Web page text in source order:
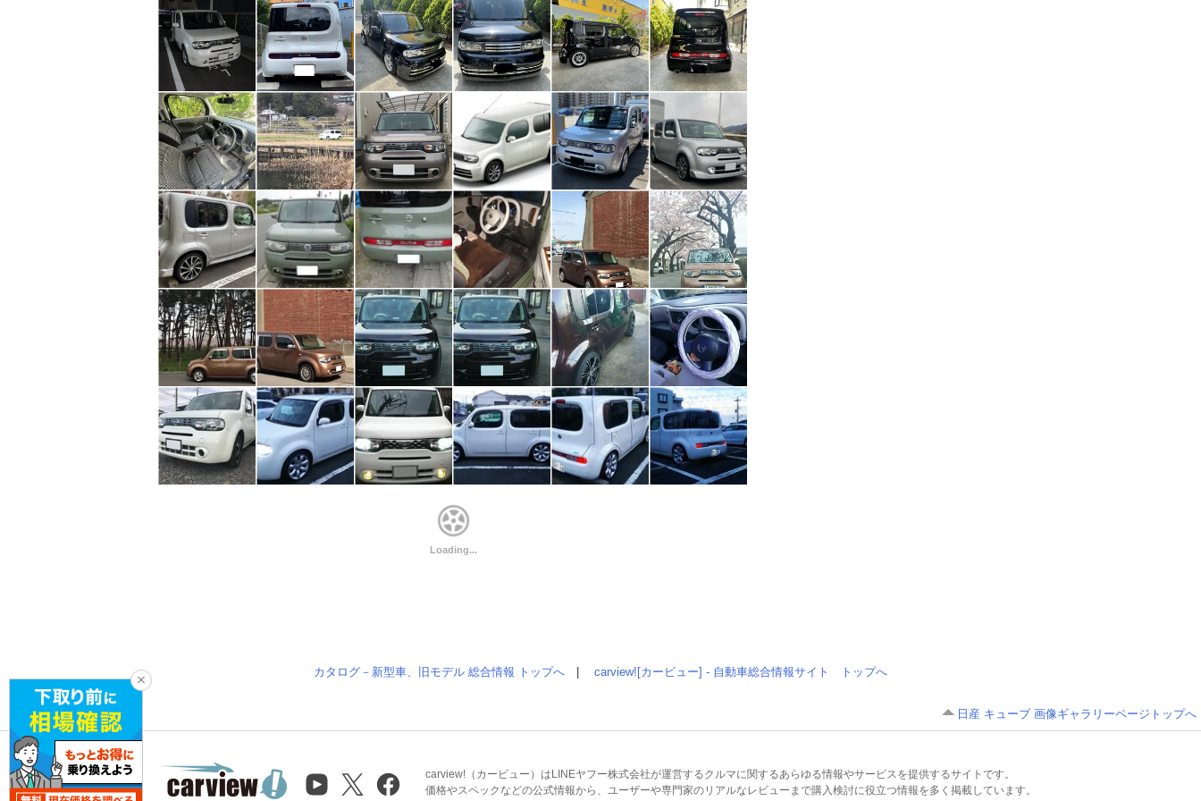
カタログ－新型車、旧モデル 総合情報 トップへ carview![カービュー] - 自動車総合情報サイト トップへ
日産 キューブ 画像ギャラリーページトップへ
carview!（カービュー）はLINEヤフー株式会社が運営するクルマに関するあらゆる情報やサービスを提供するサイトです。
価格やスペックなどの公式情報から、ユーザーや専門家のリアルなレビューまで購入検討に役立つ情報を多く掲載しています。